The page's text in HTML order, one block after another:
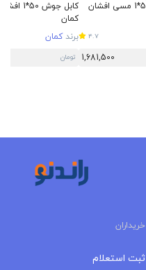
کابل جوش 50*1 مسی افشان
4.7
1,681,500
کابل جوش
کمان
برندکمان
تومان
خریداران
ثبت استعلام